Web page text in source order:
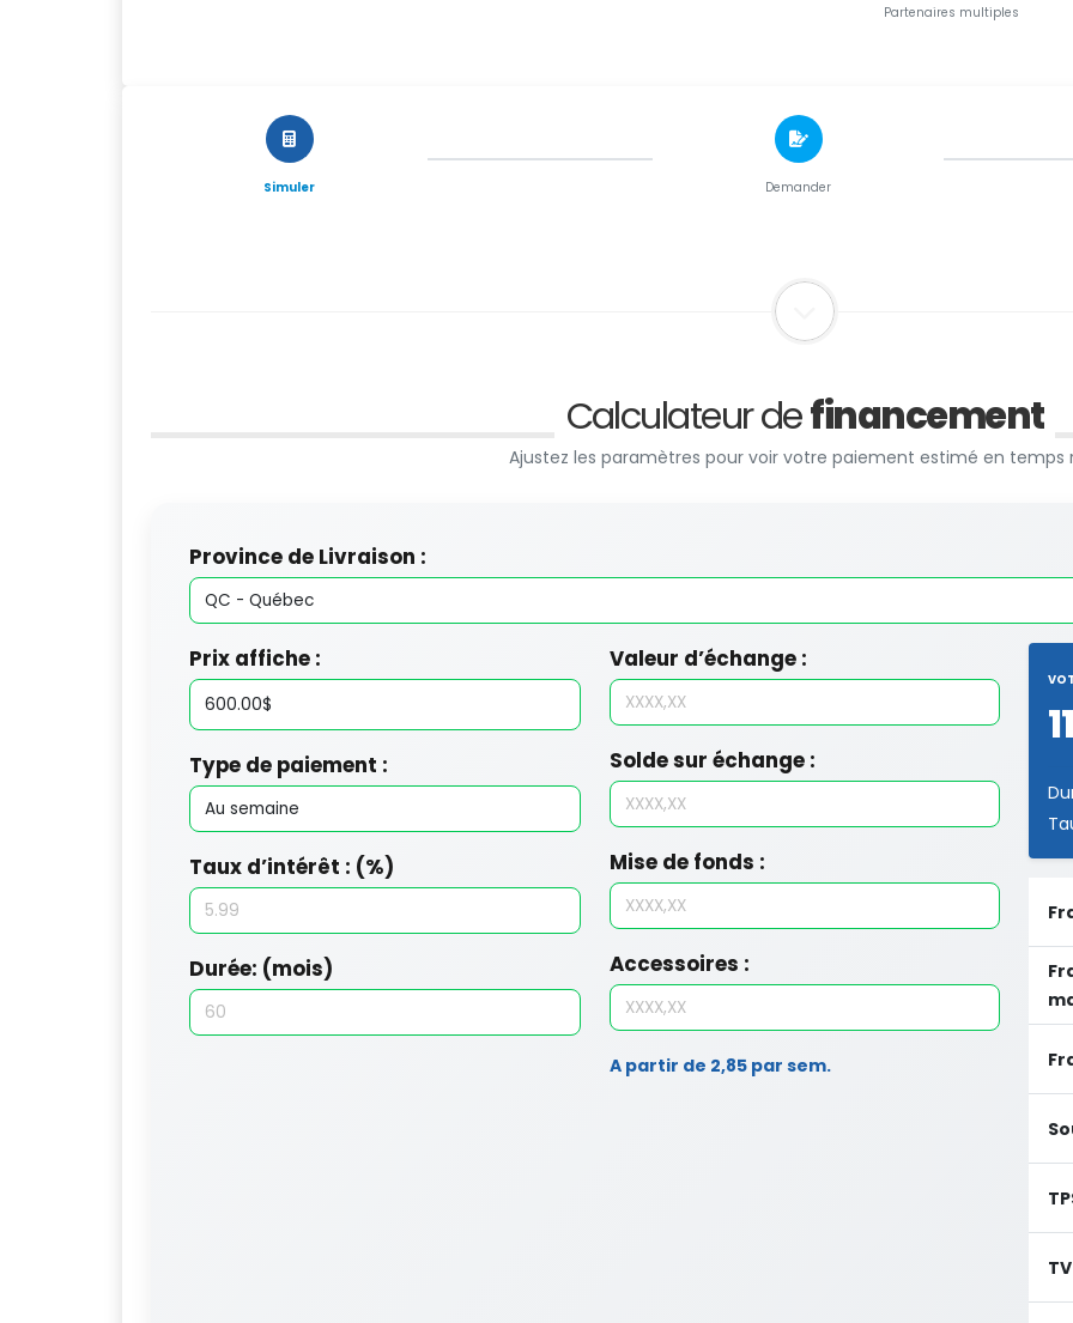
Partenaires multiples
Simuler Demander
Calculateur definancement
Ajustez les paramètres pour voir votre paiement estimé en temps
Province de Livraison :
Prix affiche :
Type de paiement :
Taux d’intérêt : (%)
Durée: (mois)
Valeur d’échange :
Solde sur échange :
Mise de fonds :
Accessoires :
A partir de 2,85 par sem.